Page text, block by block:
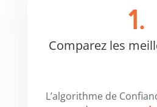
1.
Comparez les
L’algorithme de